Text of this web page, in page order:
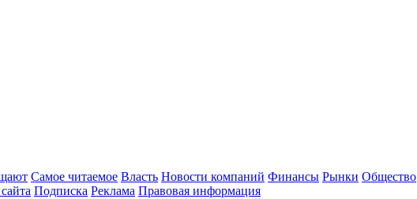
Самое читаемое Власть Новости компаний Финансы Рынки Общество
Подписка Реклама Правовая информация